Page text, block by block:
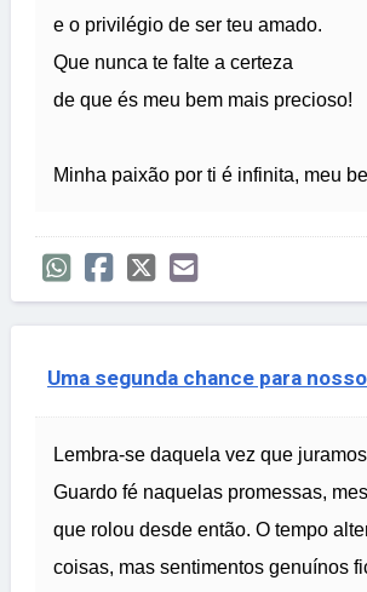
e o privilégio de ser teu amado.
Que nunca te falte a certeza
de que és meu bem mais precioso!
Minha paixão por ti é infinita, meu
Uma segunda chance para
Lembra-se daquela vez que
Guardo fé naquelas promessas,
que rolou desde então. O tempo
coisas, mas sentimentos genuínos